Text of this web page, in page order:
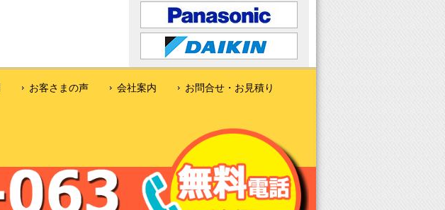
お客さまの声 会社案内
お問合せ・お見積り